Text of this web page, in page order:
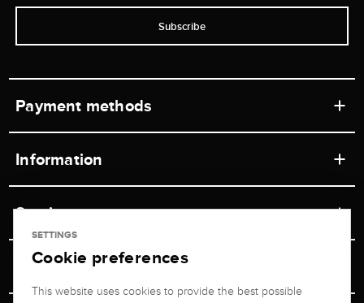
Subscribe
Payment methods
Information
Retail store
Shipping & Payment
Advisor
Service
Contact
Unsubscribe from newsletter
Jeweler Brogle
SETTINGS
Cookie preferences
This website uses cookies to provide the best possible